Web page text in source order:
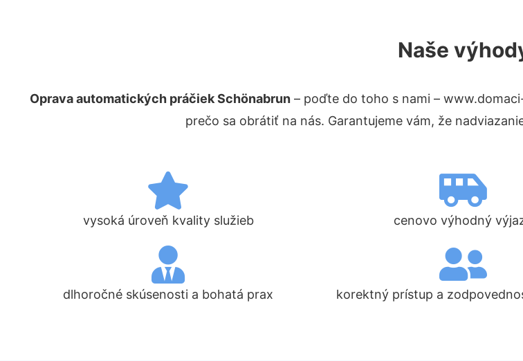
Naše
Oprava automatických práčiek Schönabrun– poďte do toho s nami –
prečo sa obrátiť na nás. Garantujeme vám, že
vysoká úroveň kvality služieb cenovo výhodný
dlhoročné skúsenosti a bohatá prax korektný prístup a